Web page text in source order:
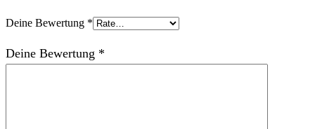
Deine Bewertung *
Deine Bewertung *